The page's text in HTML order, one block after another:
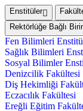
Enstitüler
Rektörlüğe Bağlı
Fen Bilimleri
Sağlık Bilimleri
Sosyal Bilimler
Denizcilik Fakültesi
Diş Hekimliği
Eczacılık Fakültesi
Ereğli Eğitim